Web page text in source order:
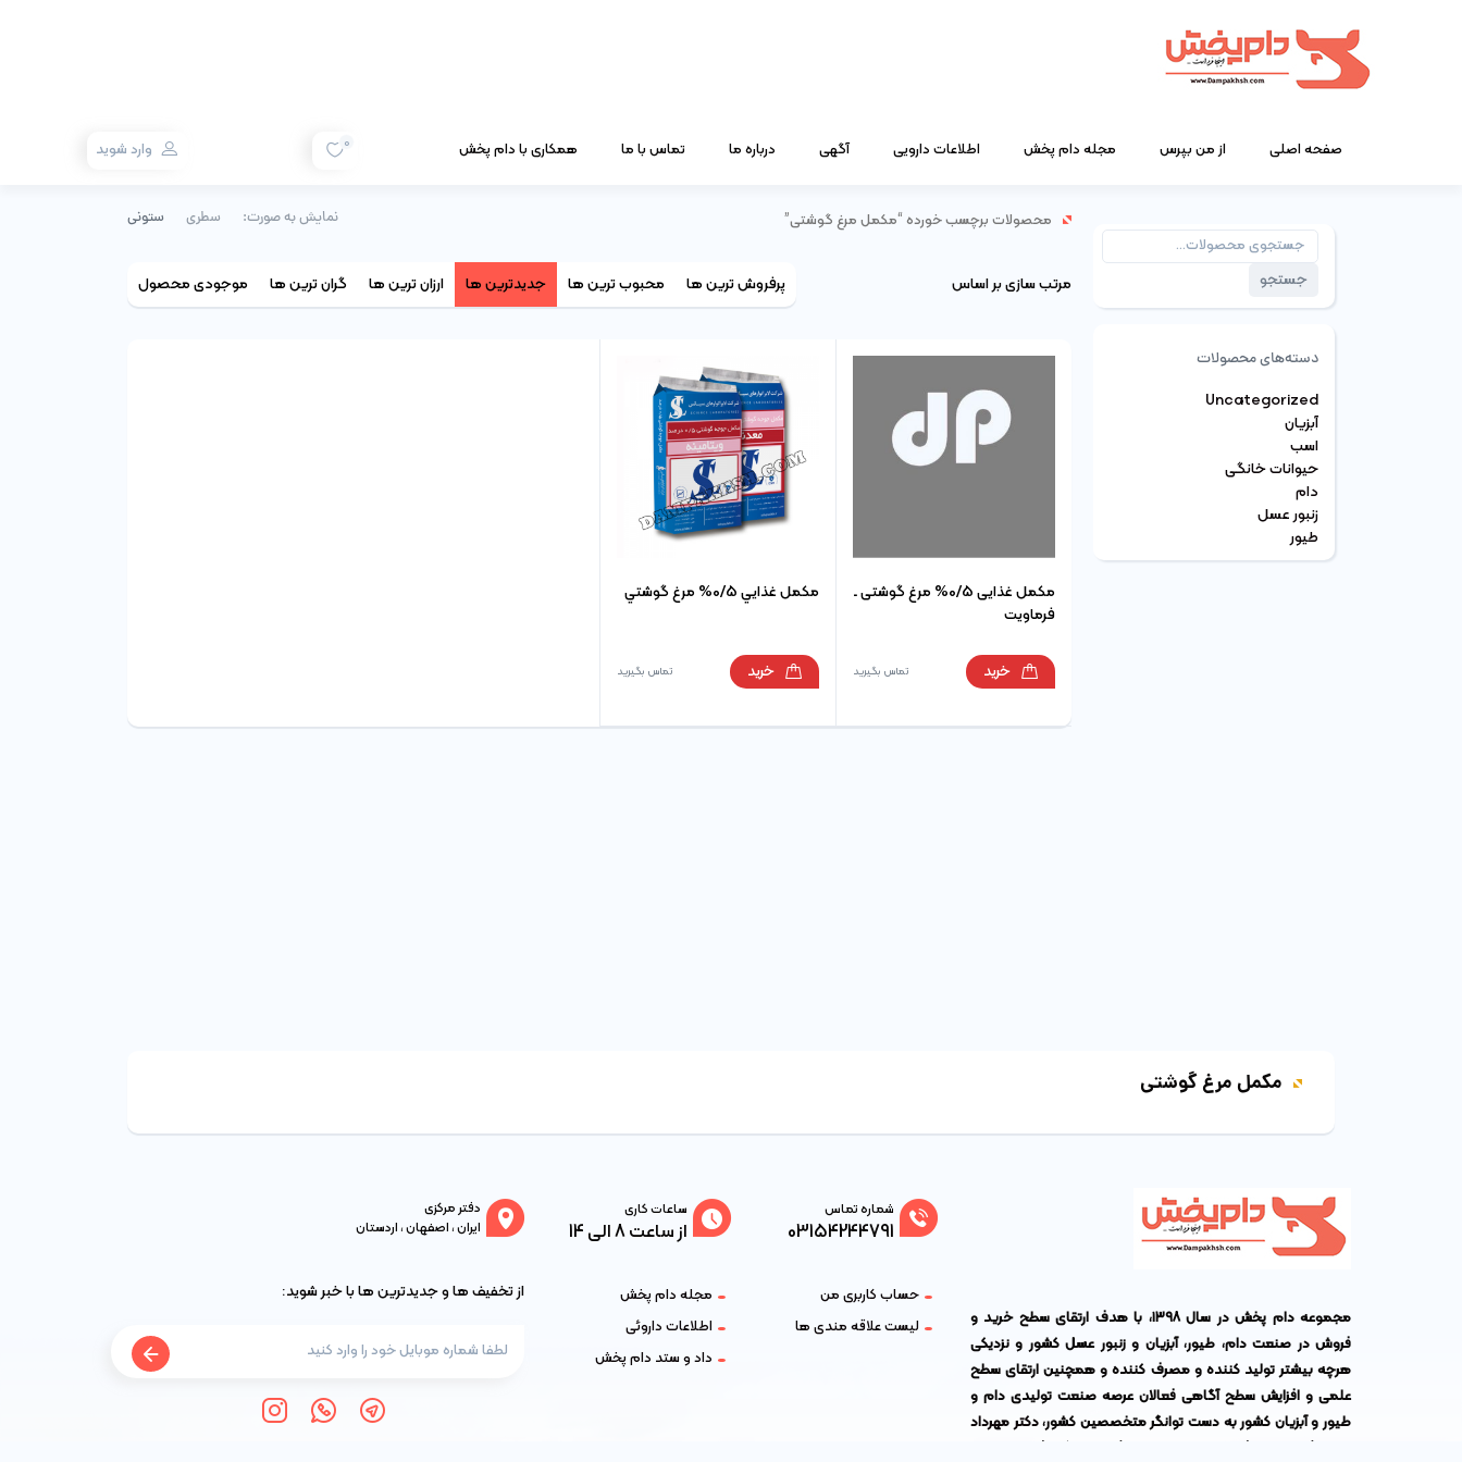
صفحه اصلی از من بپرس مجله دام پخش اطلاعات دارویی آگهی درباره ما تماس با ما همکاری با دام پخش 0 وارد شوید
جستجو
برای:
جستجو
دسته‌های محصولات
Uncategorized
آبزیان
اسب
حیوانات خانگی
دام
زنبور عسل
طیور
محصولات برچسب خورده “مکمل مرغ گوشتی” نمایش به صورت: سطری ستونی
مرتب سازی بر اساس پرفروش ترین ها محبوب ترین ها جدیدترین ها ارزان ترین ها گران ترین ها موجودی محصول
مکمل غذایی 0/5% مرغ گوشتی ـ
فرماویت
تماس بگیرید خرید
مكمل غذايي 0/5% مرغ گوشتي
تماس بگیرید خرید
مکمل مرغ گوشتی
مجموعه دام پخش در سال ۱۳۹۸، با هدف ارتقای سطح خرید و
فروش در صنعت دام، طیور، آبزیان و زنبور عسل کشور و نزدیکی
هرچه بیشتر تولید کننده و مصرف کننده و همچنین ارتقای سطح
علمی و افزایش سطح آگاهی فعالان عرصه صنعت تولیدی دام و
طیور و آبزیان کشور به دست توانگر متخصصین کشور،دکتر مهرداد
شماره تماس
03154244791
حساب کاربری من
لیست علاقه مندی ها
ساعات کاری
از ساعت 8 الی 14
مجله دام پخش
اطلاعات داروئی
داد و ستد دام پخش
دفتر مرکزی
ایران ، اصفهان ، اردستان
از تخفیف ها و جدیدترین ها با خبر شوید: